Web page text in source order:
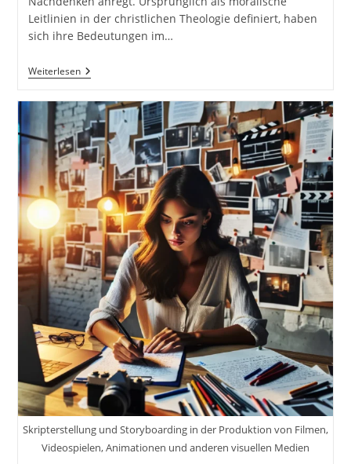
Leitlinien in der christlichen Theologie definiert, haben
sich ihre Bedeutungen im…
WeiterlesenDie
Sieben
Heute:
Eine
Moderne
Betrachtung
Inkl.
Lösungsvorschläge
Inkl.
37
Tipps
Und
Tricks
Skripterstellung und Storyboarding in der Produktion von Filmen,
Videospielen, Animationen und anderen visuellen Medien